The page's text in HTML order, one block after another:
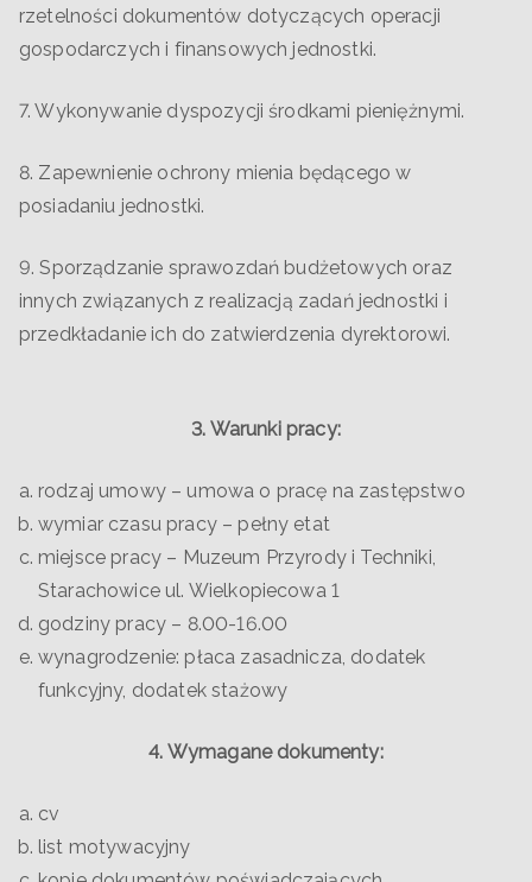
rzetelności dokumentów dotyczących operacji
gospodarczych i finansowych jednostki.
7. Wykonywanie dyspozycji środkami pieniężnymi.
8. Zapewnienie ochrony mienia będącego w
posiadaniu jednostki.
9. Sporządzanie sprawozdań budżetowych oraz
innych związanych z realizacją zadań jednostki i
przedkładanie ich do zatwierdzenia dyrektorowi.
3. Warunki pracy:
rodzaj umowy – umowa o pracę na zastępstwo
wymiar czasu pracy – pełny etat
miejsce pracy – Muzeum Przyrody i Techniki,
Starachowice ul. Wielkopiecowa 1
godziny pracy – 8.00-16.00
wynagrodzenie: płaca zasadnicza, dodatek
funkcyjny, dodatek stażowy
4. Wymagane dokumenty:
cv
list motywacyjny